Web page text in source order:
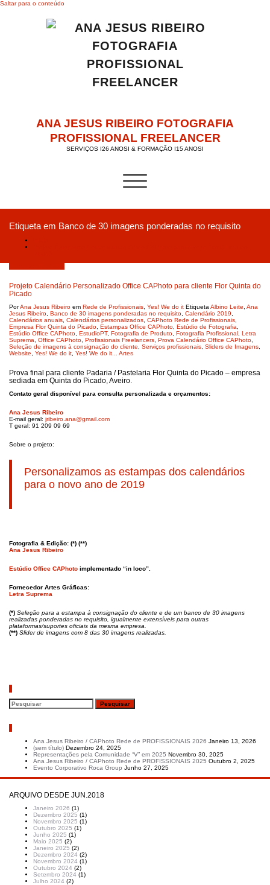
Saltar para o conteúdo
ANA JESUS RIBEIRO FOTOGRAFIA
PROFISSIONAL FREELANCER
SERVIÇOS I26 ANOSI & FORMAÇÃO I15 ANOSI
Alternar a navegação
Etiqueta em Banco de 30 imagens ponderadas no requisito
Projeto Calendário Personalizado Office CAPhoto para cliente Flor Quinta do
Picado
PorAna Jesus Ribeiro em Rede de Profissionais Yes! We do it Etiqueta Albino Leite Ana
Jesus Ribeiro Banco de 30 imagens ponderadas no requisito Calendário 2019
Calendários anuais Calendários personalizados CAPhoto Rede de Profissionais
Empresa Flor Quinta do Picado Estampas Office CAPhoto Estúdio de Fotografia
Estúdio Office CAPhoto EstudioPT, Fotografia de Produto Fotografia Profissional Letra
Suprema
Office CAPhoto Profissionais Freelancers Prova Calendário Office CAPhoto
Seleção de imagens à consignação do cliente
Serviços profissionais Sliders de Imagens
Website
Yes! We do it Yes! We do it... Artes
Prova final para cliente Padaria / Pastelaria Flor Quinta do Picado – empresa
sediada em Quinta do Picado, Aveiro.
Contato geral disponível para consulta personalizada e orçamentos:
Ana Jesus Ribeiro
E-mail geral: jribeiro.ana@gmail.com
T geral: 91 209 09 69
Sobre o projeto:
Personalizamos as estampas dos calendários
para o novo ano de 2019
Fotografia & Edição: (*) (**)
Ana Jesus Ribeiro
Estúdio Office CAPhoto implementado “in loco”.
Fornecedor Artes Gráficas:
Letra Suprema
(*) Seleção para a estampa à consignação do cliente e de um banco de 30 imagens
realizadas ponderadas no requisito, igualmente extensíveis para outras
plataformas/suportes oficiais da mesma empresa.
(**) Slider de imagens com 8 das 30 imagens realizadas.
Ana Jesus Ribeiro / CAPhoto Rede de PROFISSIONAIS 2026 Janeiro 13, 2026
(sem título) Dezembro 24, 2025
Representações pela Comunidade “V” em 2025 Novembro 30, 2025
Ana Jesus Ribeiro / CAPhoto Rede de PROFISSIONAIS 2025 Outubro 2, 2025
Evento Corporativo Roca Group Junho 27, 2025
ARQUIVO DESDE JUN.2018
Janeiro 2026 (1)
Dezembro 2025 (1)
Novembro 2025 (1)
Outubro 2025 (1)
Junho 2025 (1)
Maio 2025 (2)
Janeiro 2025 (2)
Dezembro 2024 (2)
Novembro 2024 (1)
Outubro 2024 (2)
Setembro 2024 (1)
Julho 2024 (2)